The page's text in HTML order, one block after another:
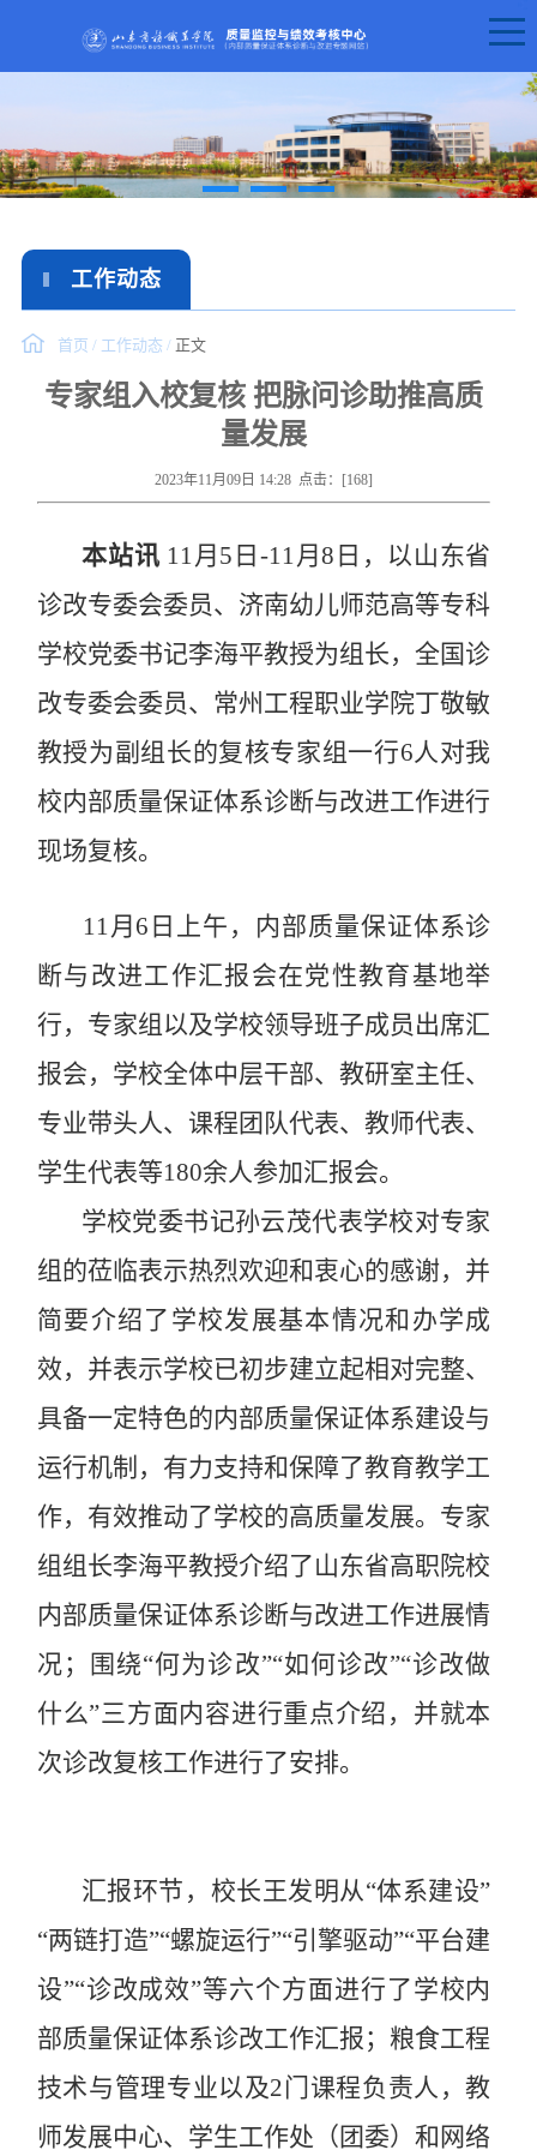
工作动态
首页 / 工作动态 / 正文
专家组入校复核 把脉问诊助推高质
量发展
2023年11月09日 14:28 点击：[168]
本站讯11月5日-11月8日，以山东省
诊改专委会委员、济南幼儿师范高等专科
学校党委书记李海平教授为组长，全国诊
改专委会委员、常州工程职业学院丁敬敏
教授为副组长的复核专家组一行6人对我
校内部质量保证体系诊断与改进工作进行
现场复核。
11月6日上午，内部质量保证体系诊
断与改进工作汇报会在党性教育基地举
行，专家组以及学校领导班子成员出席汇
报会，学校全体中层干部、教研室主任、
专业带头人、课程团队代表、教师代表、
学生代表等180余人参加汇报会。
学校党委书记孙云茂代表学校对专家
组的莅临表示热烈欢迎和衷心的感谢，并
简要介绍了学校发展基本情况和办学成
效， 并表示学校已初步建立起相对完整、
具备一定特色的内部质量保证体系建设与
运行机制，有力支持和保障了教育教学工
作，有效推动了学校的高质量发展。专家
组组长李海平教授介绍了山东省高职院校
内部质量保证体系诊断与改进工作进展情
况；围绕“何为诊改”“如何诊改”“诊改做
什么”三方面内容进行重点介绍，并就本
次诊改复核工作进行了安排。
汇报环节，校长王发明从“体系建设”
“两链打造”“螺旋运行”“引擎驱动”“平台建
设”“诊改成效”等六个方面进行了学校内
部质量保证体系诊改工作汇报；粮食工程
技术与管理专业以及2门课程负责人，教
师发展中心、学生工作处（团委）和网络